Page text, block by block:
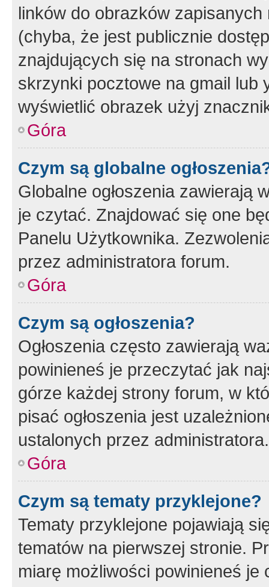
linków do obrazków
(chyba, że jest publicznie
znajdujących się na stronach
skrzynki pocztowe na gmail lub
wyświetlić obrazek użyj
Góra
Czym są globalne
Globalne ogłoszenia zawierają
je czytać. Znajdować się one
Panelu Użytkownika.
przez administratora forum.
Góra
Czym są ogłoszenia?
Ogłoszenia często zawierają
powinieneś je przeczytać jak
górze każdej strony forum, w
pisać ogłoszenia jest
ustalonych przez administratora.
Góra
Czym są tematy przyklejone?
Tematy przyklejone pojawiają
tematów na pierwszej stronie.
miarę możliwości powinieneś je